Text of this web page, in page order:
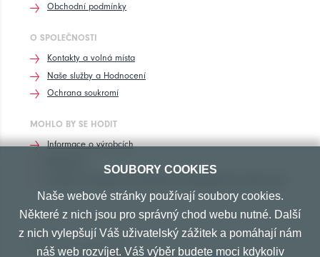
Obchodní podmínky
O SPOLEČNOSTI
Kontakty a volná místa
Naše služby a Hodnocení
Ochrana soukromí
MOHLO BY SE HODIT
Informace o výrobcích
PŘIJÍMÁME TYTO PLATBY
SOUBORY COOKIES
Naše webové stránky používají soubory cookies.
Některé z nich jsou pro správný chod webu nutné. Další
z nich vylepšují Váš uživatelský zážitek a pomáhají nám
náš web rozvíjet. Váš výběr budete moci kdykoliv